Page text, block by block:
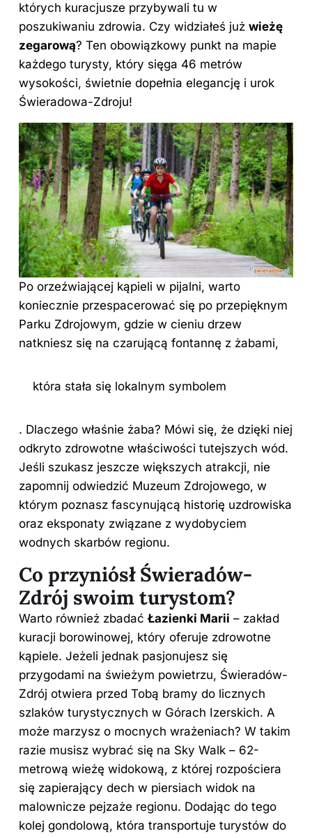
których kuracjusze przybywali tu w
poszukiwaniu zdrowia. Czy widziałeś już wieżę
zegarową? Ten obowiązkowy punkt na mapie
każdego turysty, który sięga 46 metrów
wysokości, świetnie dopełnia elegancję i urok
Świeradowa-Zdroju!
Po orzeźwiającej kąpieli w pijalni, warto
koniecznie przespacerować się po przepięknym
Parku Zdrojowym, gdzie w cieniu drzew
natkniesz się na czarującą fontannę z żabami,
która stała się lokalnym symbolem
. Dlaczego właśnie żaba? Mówi się, że dzięki niej
odkryto zdrowotne właściwości tutejszych wód.
Jeśli szukasz jeszcze większych atrakcji, nie
zapomnij odwiedzić Muzeum Zdrojowego, w
którym poznasz fascynującą historię uzdrowiska
oraz eksponaty związane z wydobyciem
wodnych skarbów regionu.
Co przyniósł Świeradów-
Zdrój swoim turystom?
Warto również zbadać Łazienki Marii – zakład
kuracji borowinowej, który oferuje zdrowotne
kąpiele. Jeżeli jednak pasjonujesz się
przygodami na świeżym powietrzu, Świeradów-
Zdrój otwiera przed Tobą bramy do licznych
szlaków turystycznych w Górach Izerskich. A
może marzysz o mocnych wrażeniach? W takim
razie musisz wybrać się na Sky Walk – 62-
metrową wieżę widokową, z której rozpościera
się zapierający dech w piersiach widok na
malownicze pejzaże regionu. Dodając do tego
kolej gondolową, która transportuje turystów do